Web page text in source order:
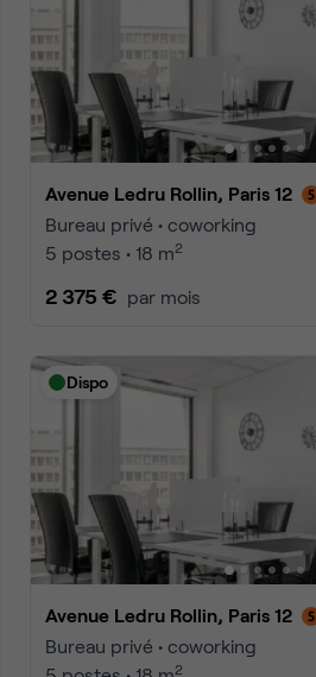
Avenue Ledru Rollin, Paris 12
Bureau privé • coworking
5 postes • 18 m2
2 375 € par mois
Dispo
Avenue Ledru Rollin, Paris 12
Bureau privé • coworking
2